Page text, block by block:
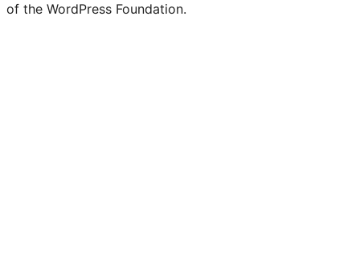
of the WordPress Foundation.